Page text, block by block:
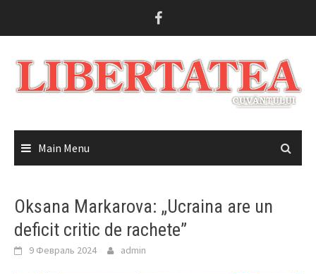
Main Menu
Oksana Markarova: „Ucraina are un
deficit critic de rachete”
9 Февраль 2024 admin